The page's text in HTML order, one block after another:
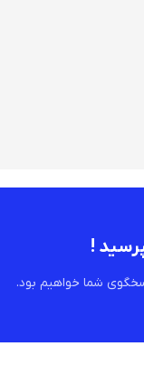
!
شما خواهیم بود.